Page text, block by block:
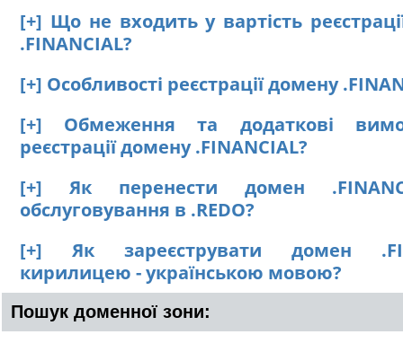
[+] Що не входить у вартість
.FINANCIAL?
[+] Особливості реєстрації домену
[+] Обмеження та додаткові
реєстрації домену .FINANCIAL?
[+] Як перенести домен
обслуговування в .REDO?
[+] Як зареєструвати домен
кирилицею - українською мовою?
Пошук доменної зони: